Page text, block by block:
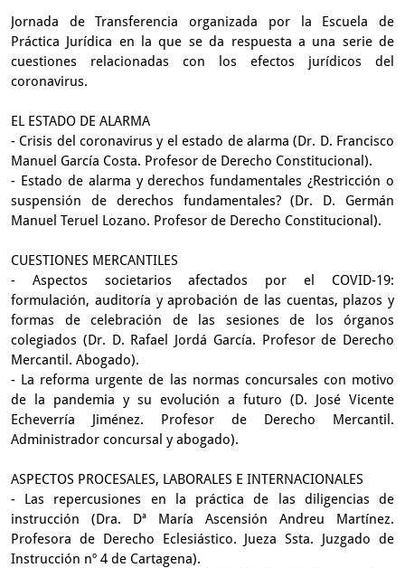
Jornada de Transferencia organizada por la Escuela de
Práctica Jurídica en la que se da respuesta a una serie de
cuestiones relacionadas con los efectos jurídicos del
coronavirus.
EL ESTADO DE ALARMA
- Crisis del coronavirus y el estado de alarma (Dr. D. Francisco
Manuel García Costa. Profesor de Derecho Constitucional).
- Estado de alarma y derechos fundamentales ¿Restricción o
suspensión de derechos fundamentales? (Dr. D. Germán
Manuel Teruel Lozano. Profesor de Derecho Constitucional).
CUESTIONES MERCANTILES
- Aspectos societarios afectados por el COVID-19:
formulación, auditoría y aprobación de las cuentas, plazos y
formas de celebración de las sesiones de los órganos
colegiados (Dr. D. Rafael Jordá García. Profesor de Derecho
Mercantil. Abogado).
- La reforma urgente de las normas concursales con motivo
de la pandemia y su evolución a futuro (D. José Vicente
Echeverría Jiménez. Profesor de Derecho Mercantil.
Administrador concursal y abogado).
ASPECTOS PROCESALES, LABORALES E INTERNACIONALES
- Las repercusiones en la práctica de las diligencias de
instrucción (Dra. Dª María Ascensión Andreu Martínez.
Profesora de Derecho Eclesiástico. Jueza Ssta. Juzgado de
Instrucción nº 4 de Cartagena).